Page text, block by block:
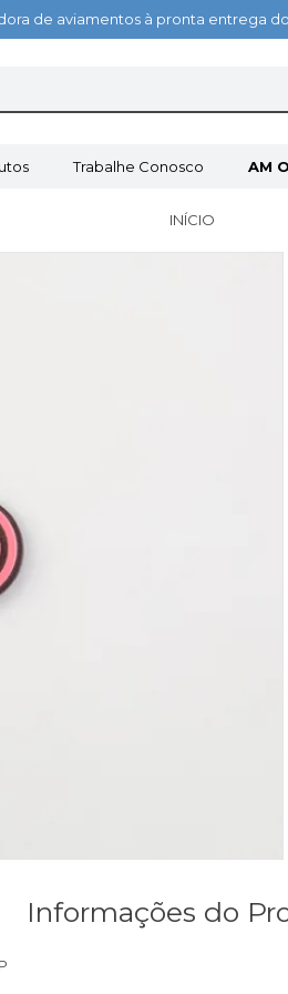
de aviamentos à pronta entrega
Trabalhe Conosco AM
INÍCIO
Informações do